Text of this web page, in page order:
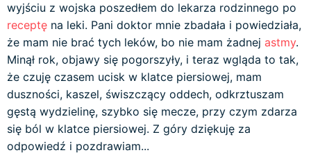
wyjściu z wojska poszedłem do lekarza rodzinnego po
receptę na leki. Pani doktor mnie zbadała i powiedziała,
że mam nie brać tych leków, bo nie mam żadnej astmy.
Minął rok, objawy się pogorszyły, i teraz wgląda to tak,
że czuję czasem ucisk w klatce piersiowej, mam
duszności, kaszel, świszczący oddech, odkrztuszam
gęstą wydzielinę, szybko się mecze, przy czym zdarza
się ból w klatce piersiowej. Z góry dziękuję za
odpowiedź i pozdrawiam...